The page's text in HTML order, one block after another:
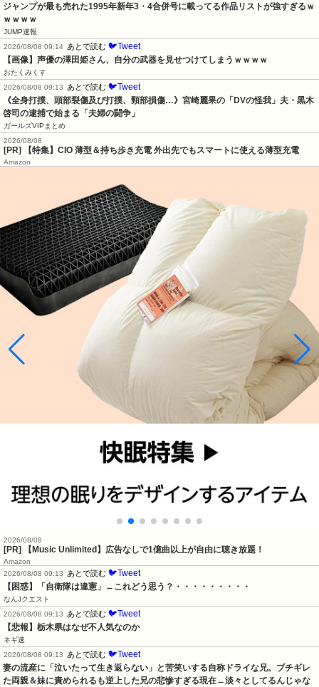
ジャンプが最も売れた1995年新年3・4合併号に載ってる作品リストが強すぎるｗ
ｗｗｗｗ
JUMP速報
2026/08/08 09:14 あとで読む 🐦Tweet
【画像】声優の澤田姫さん、自分の武器を見せつけてしまうｗｗｗｗ
おたくみくす
2026/08/08 09:13
あとで読む 🐦Tweet
《全身打撲、頭部裂傷及び打撲、頸部損傷…》宮崎麗果の「DVの怪我」夫・黒木
啓司の逮捕で始まる「夫婦の闘争」
ガールズVIPまとめ
2026/08/08
[PR] 【特集】CIO 薄型＆持ち歩き充電 外出先でもスマートに使える薄型充電
Amazon
2026/08/08
[PR] 【Music Unlimited】広告なしで1億曲以上が自由に聴き放題！
Amazon
2026/08/08 09:13
あとで読む 🐦Tweet
【困惑】「自衛隊は違憲」←これどう思う？・・・・・・・・・
なんJクエスト
2026/08/08 09:13
あとで読む 🐦Tweet
【悲報】栃木県はなぜ不人気なのか
ネギ速
2026/08/08 09:13
あとで読む 🐦Tweet
妻の流産に「泣いたって生き返らない」と苦笑いする自称ドライな兄。ブチギレ
た両親＆妹に責められるも逆上した兄の悲惨すぎる現在←淡々としてるんじゃな